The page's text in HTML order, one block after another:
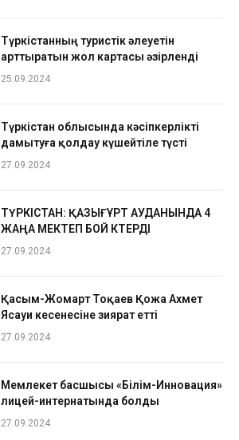
Түркістанның туристік әлеуетін
арттыратын жол картасы әзірленді
25.09.2024
Түркістан облысында кәсіпкерлікті
дамытуға қолдау күшейтіле түсті
27.09.2024
ТҮРКІСТАН: ҚАЗЫҒҰРТ АУДАНЫНДА 4
ЖАҢА МЕКТЕП БОЙ КӨТЕРДІ
27.09.2024
Қасым-Жомарт Тоқаев Қожа Ахмет
Ясауи кесенесіне зиярат етті
27.09.2024
Мемлекет басшысы «Білім-Инновация»
лицей-интернатында болды
27.09.2024